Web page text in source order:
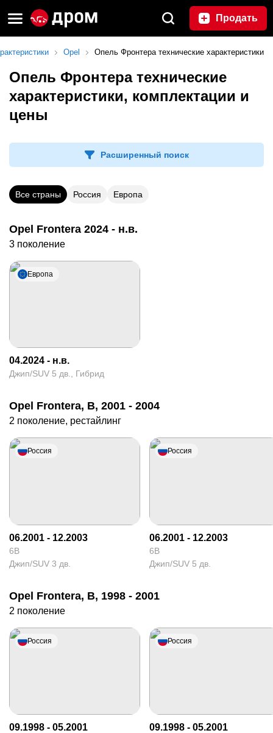
Продать
Opel Опель Фронтера технические характеристики
Опель Фронтера технические
характеристики, комплектации и
цены
Расширенный поиск
Все страны Россия Европа
Opel Frontera 2024 - н.в.
3 поколение
Европа
04.2024 - н.в.
Джип/SUV 5 дв., Гибрид
Opel Frontera, B, 2001 - 2004
2 поколение, рестайлинг
Россия
06.2001 - 12.2003
6B
Джип/SUV 3 дв.
Россия
06.2001 - 12.2003
6B
Джип/SUV 5 дв.
Opel Frontera, B, 1998 - 2001
2 поколение
Россия
09.1998 - 05.2001
Россия
09.1998 - 05.2001